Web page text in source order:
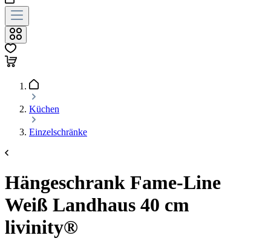
Küchen
Einzelschränke
Hängeschrank Fame-Line
Weiß Landhaus 40 cm
livinity®